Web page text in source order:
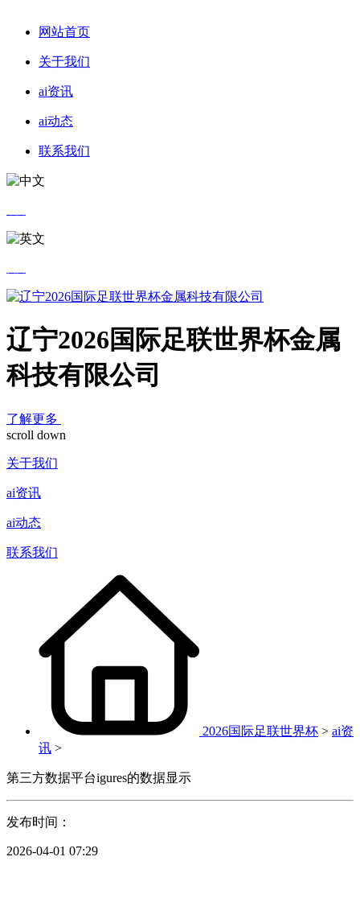
网站首页
关于我们
ai资讯
ai动态
联系我们
辽宁2026国际足联世界杯金属
科技有限公司
了解更多
scroll down
关于我们
ai资讯
ai动态
联系我们
2026国际足联世界杯 > ai资
讯 >
第三方数据平台igures的数据显示
发布时间：
2026-04-01 07:29